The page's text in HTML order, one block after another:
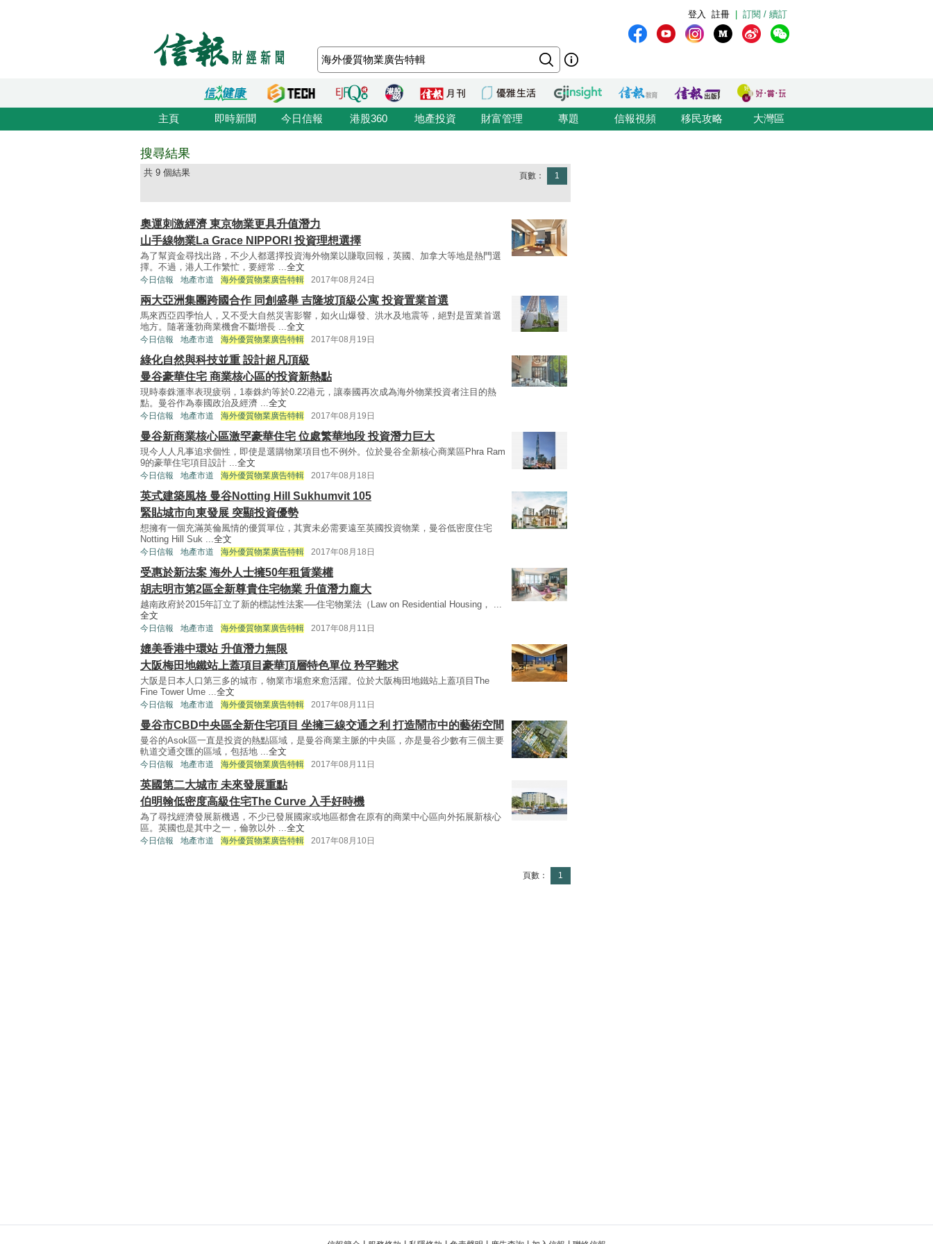
訂閱 / 續訂
註冊
登入
主頁 即時新聞 今日信報 港股360 地產投資 財富管理 專題 信報視頻 移民攻略 大灣區
搜尋結果
共 9 個結果 頁數： 1
奧運刺激經濟 東京物業更具升值潛力
山手線物業La Grace NIPPORI 投資理想選擇
為了幫資金尋找出路，不少人都選擇投資海外物業以賺取回報，英國、加拿大等地是熱門選
擇。不過，港人工作繁忙，要經常 ...全文
今日信報 地產市道 海外優質物業廣告特輯 2017年08月24日
兩大亞洲集團跨國合作 同創盛舉 吉隆坡頂級公寓 投資置業首選
馬來西亞四季怡人，又不受大自然災害影響，如火山爆發、洪水及地震等，絕對是置業首選
地方。隨著蓬勃商業機會不斷增長 ...全文
今日信報 地產市道 海外優質物業廣告特輯 2017年08月19日
綠化自然與科技並重 設計超凡頂級
曼谷豪華住宅 商業核心區的投資新熱點
現時泰銖滙率表現疲弱，1泰銖約等於0.22港元，讓泰國再次成為海外物業投資者注目的熱
點。曼谷作為泰國政治及經濟 ...全文
今日信報 地產市道 海外優質物業廣告特輯 2017年08月19日
曼谷新商業核心區激罕豪華住宅 位處繁華地段 投資潛力巨大
現今人人凡事追求個性，即使是選購物業項目也不例外。位於曼谷全新核心商業區Phra Ram
9的豪華住宅項目設計 ...全文
今日信報 地產市道 海外優質物業廣告特輯 2017年08月18日
英式建築風格 曼谷Notting Hill Sukhumvit 105
緊貼城市向東發展 突顯投資優勢
想擁有一個充滿英倫風情的優質單位，其實未必需要遠至英國投資物業，曼谷低密度住宅
Notting Hill Suk ...全文
今日信報 地產市道 海外優質物業廣告特輯 2017年08月18日
受惠於新法案 海外人士擁50年租賃業權
胡志明市第2區全新尊貴住宅物業 升值潛力龐大
越南政府於2015年訂立了新的標誌性法案──住宅物業法（Law on Residential Housing， ...
全文
今日信報 地產市道 海外優質物業廣告特輯 2017年08月11日
媲美香港中環站 升值潛力無限
大阪梅田地鐵站上蓋項目豪華頂層特色單位 矜罕難求
大阪是日本人口第三多的城市，物業市場愈來愈活躍。位於大阪梅田地鐵站上蓋項目The
Fine Tower Ume ...全文
今日信報 地產市道 海外優質物業廣告特輯 2017年08月11日
曼谷市CBD中央區全新住宅項目 坐擁三線交通之利 打造鬧市中的藝術空間
曼谷的Asok區一直是投資的熱點區域，是曼谷商業主脈的中央區，亦是曼谷少數有三個主要
軌道交通交匯的區域，包括地 ...全文
今日信報 地產市道 海外優質物業廣告特輯 2017年08月11日
英國第二大城市 未來發展重點
伯明翰低密度高級住宅The Curve 入手好時機
為了尋找經濟發展新機遇，不少已發展國家或地區都會在原有的商業中心區向外拓展新核心
區。英國也是其中之一，倫敦以外 ...全文
今日信報 地產市道 海外優質物業廣告特輯 2017年08月10日
頁數： 1